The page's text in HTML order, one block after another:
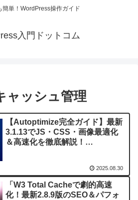
簡単！WordPress操作ガイド
入門ドットコム
ャッシュ管理
【Autoptimize完全ガイド】最新
3.1.13でJS・CSS・画像最適化
＆高速化を徹底解説！
2025.08.30
「W3 Total Cacheで劇的高速
化！最新2.8.9版のSEO＆パフォ